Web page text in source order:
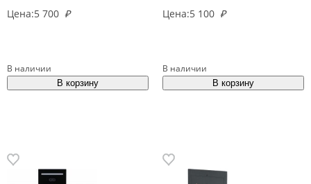
Цена:5 700 ₽
В наличии
Цена:5 100 ₽
В наличии